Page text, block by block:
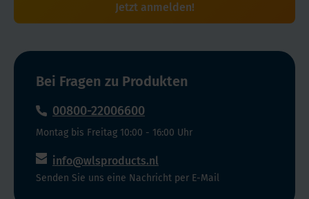
zu
Unsere
kleinen,
Kapseln
schlucken
Inhalt
90 Stück
Jetzt anmelden!
Bei Fragen zu Produkten
00800-22006600
Montag bis Freitag 10:00 - 16:00 Uhr
info@wlsproducts.nl
Senden Sie uns eine Nachricht per E-Mail